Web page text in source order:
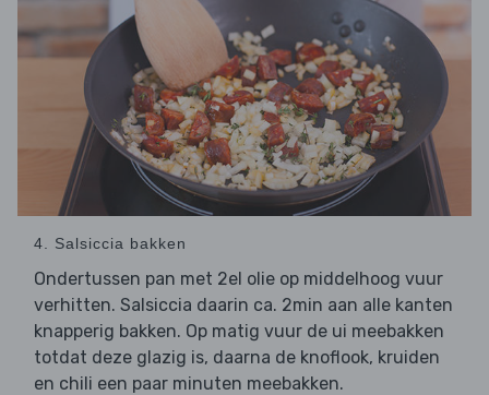
4. Salsiccia bakken
Ondertussen pan met 2el olie op middelhoog vuur
verhitten. Salsiccia daarin ca. 2min aan alle kanten
knapperig bakken. Op matig vuur de ui meebakken
totdat deze glazig is, daarna de knoflook, kruiden
en chili een paar minuten meebakken.